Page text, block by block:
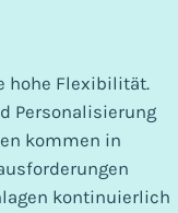
hohe Flexibilität.
Personalisierung
kommen in
kontinuierlich